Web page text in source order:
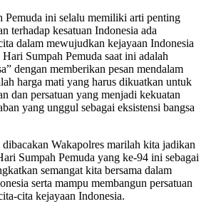
Pemuda ini selalu memiliki arti penting
terhadap kesatuan Indonesia ada
dalam mewujudkan kejayaan Indonesia
Sumpah Pemuda saat ini adalah
dengan memberikan pesan mendalam
harga mati yang harus dikuatkan untuk
dan persatuan yang menjadi kekuatan
yang unggul sebagai eksistensi bangsa
Wakapolres marilah kita jadikan
Sumpah Pemuda yang ke-94 ini sebagai
semangat kita bersama dalam
serta mampu membangun persatuan
cita kejayaan Indonesia.